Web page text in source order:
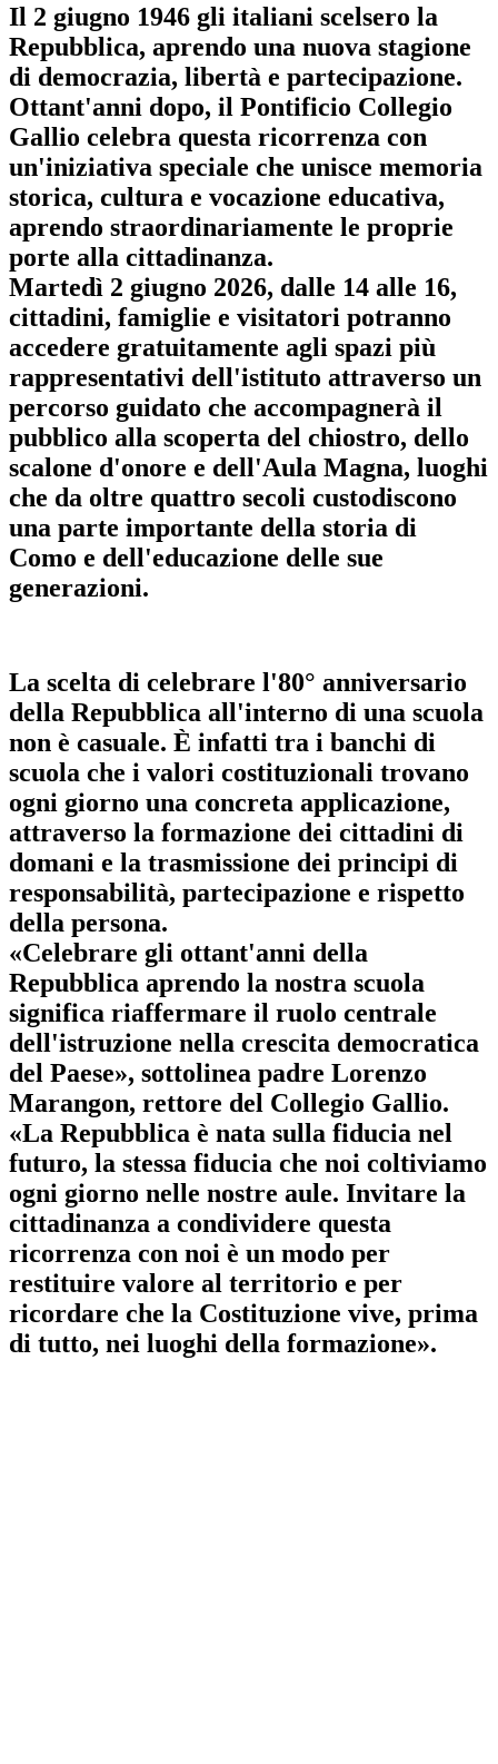
Il 2 giugno 1946 gli italiani scelsero la
Repubblica, aprendo una nuova stagione
di democrazia, libertà e partecipazione.
Ottant'anni dopo, il Pontificio Collegio
Gallio celebra questa ricorrenza con
un'iniziativa speciale che unisce memoria
storica, cultura e vocazione educativa,
aprendo straordinariamente le proprie
porte alla cittadinanza.
Martedì 2 giugno 2026, dalle 14 alle 16,
cittadini, famiglie e visitatori potranno
accedere gratuitamente agli spazi più
rappresentativi dell'istituto attraverso un
percorso guidato che accompagnerà il
pubblico alla scoperta del chiostro, dello
scalone d'onore e dell'Aula Magna, luoghi
che da oltre quattro secoli custodiscono
una parte importante della storia di
Como e dell'educazione delle sue
generazioni.
La scelta di celebrare l'80° anniversario
della Repubblica all'interno di una scuola
non è casuale. È infatti tra i banchi di
scuola che i valori costituzionali trovano
ogni giorno una concreta applicazione,
attraverso la formazione dei cittadini di
domani e la trasmissione dei principi di
responsabilità, partecipazione e rispetto
della persona.
«Celebrare gli ottant'anni della
Repubblica aprendo la nostra scuola
significa riaffermare il ruolo centrale
dell'istruzione nella crescita democratica
del Paese», sottolinea padre Lorenzo
Marangon, rettore del Collegio Gallio.
«La Repubblica è nata sulla fiducia nel
futuro, la stessa fiducia che noi coltiviamo
ogni giorno nelle nostre aule. Invitare la
cittadinanza a condividere questa
ricorrenza con noi è un modo per
restituire valore al territorio e per
ricordare che la Costituzione vive, prima
di tutto, nei luoghi della formazione».